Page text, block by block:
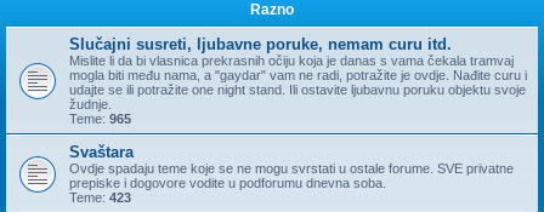
Razno
Slučajni susreti, ljubavne poruke, nemam curu itd.
Mislite li da bi vlasnica prekrasnih očiju koja je danas s vama čekala tramvaj
mogla biti među nama, a "gaydar" vam ne radi, potražite je ovdje. Nađite curu i
udajte se ili potražite one night stand. Ili ostavite ljubavnu poruku objektu svoje
žudnje.
Teme: 965
Svaštara
Ovdje spadaju teme koje se ne mogu svrstati u ostale forume. SVE privatne
prepiske i dogovore vodite u podforumu dnevna soba.
Teme: 423